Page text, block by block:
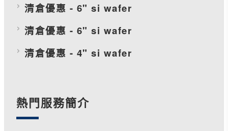
清倉優惠 - 6" si wafer
清倉優惠 - 6" si wafer
清倉優惠 - 4" si wafer
熱門服務簡介